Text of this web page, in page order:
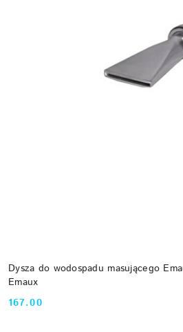
Dysza do wodospadu masującego
Emaux
Cena:
167.00